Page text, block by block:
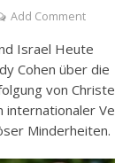
Add Comment
Israel Heute
Cohen über die
von
internationaler
Minderheiten.